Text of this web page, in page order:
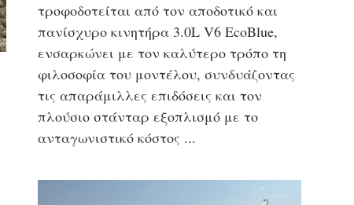
τροφοδοτείται από τον αποδοτικό και
πανίσχυρο κινητήρα 3.0L V6 EcoBlue,
ενσαρκώνει με τον καλύτερο τρόπο τη
φιλοσοφία του μοντέλου, συνδυάζοντας
τις απαράμιλλες επιδόσεις και τον
πλούσιο στάνταρ εξοπλισμό με το
ανταγωνιστικό κόστος